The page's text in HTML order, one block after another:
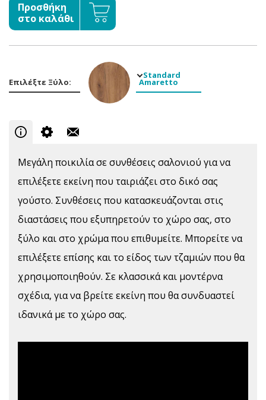
Προσθήκη
στο καλάθι
Επιλέξτε Ξύλο:
Standard
Amaretto
Μεγάλη ποικιλία σε συνθέσεις σαλονιού για να
επιλέξετε εκείνη που ταιριάζει στο δικό σας
γούστο. Συνθέσεις που κατασκευάζονται στις
διαστάσεις που εξυπηρετούν το χώρο σας, στο
ξύλο και στο χρώμα που επιθυμείτε. Μπορείτε να
επιλέξετε επίσης και το είδος των τζαμιών που θα
χρησιμοποιηθούν. Σε κλασσικά και μοντέρνα
σχέδια, για να βρείτε εκείνη που θα συνδυαστεί
ιδανικά με το χώρο σας.